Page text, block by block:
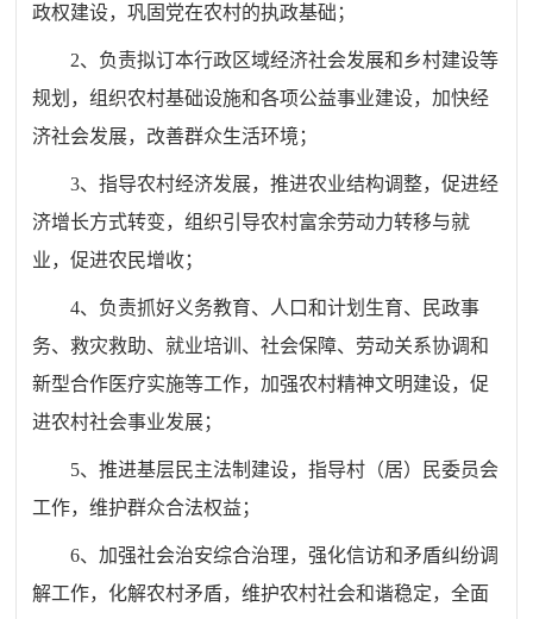
政权建设，巩固党在农村的执政基础；
2、负责拟订本行政区域经济社会发展和乡村建设等
规划，组织农村基础设施和各项公益事业建设，加快经
济社会发展，改善群众生活环境；
3、指导农村经济发展，推进农业结构调整，促进经
济增长方式转变，组织引导农村富余劳动力转移与就
业，促进农民增收；
4、负责抓好义务教育、人口和计划生育、民政事
务、救灾救助、就业培训、社会保障、劳动关系协调和
新型合作医疗实施等工作，加强农村精神文明建设，促
进农村社会事业发展；
5、推进基层民主法制建设，指导村（居）民委员会
工作，维护群众合法权益；
6、加强社会治安综合治理，强化信访和矛盾纠纷调
解工作，化解农村矛盾，维护农村社会和谐稳定，全面